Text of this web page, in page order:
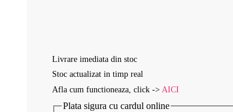
Livrare imediata din stoc
Stoc actualizat in timp real
Afla cum functioneaza, click -> AICI
Plata sigura cu cardul online